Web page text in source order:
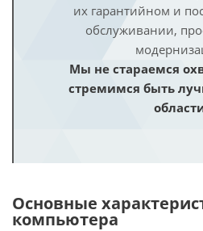
их гарантийном и
обслуживании,
Мы не стараемся
стремимся быть
Основные
компьютера